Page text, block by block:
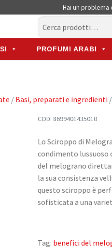
Hai un
PROFUMI ARABI
/ Basi, preparati e ingredienti
COD: 8699401435010
Lo Sciroppo di
condimento
del melograno
la sua consistenza
questo sciroppo è
sofisticata a una
Tag: benefici del